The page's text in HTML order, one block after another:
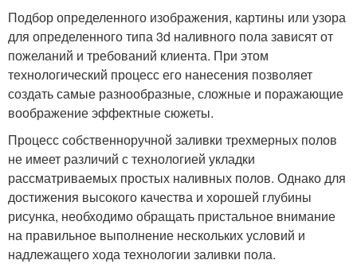
Подбор определенного изображения, картины или узора
для определенного типа 3d наливного пола зависят от
пожеланий и требований клиента. При этом
технологический процесс его нанесения позволяет
создать самые разнообразные, сложные и поражающие
воображение эффектные сюжеты.
Процесс собственноручной заливки трехмерных полов
не имеет различий с технологией укладки
рассматриваемых простых наливных полов. Однако для
достижения высокого качества и хорошей глубины
рисунка, необходимо обращать пристальное внимание
на правильное выполнение нескольких условий и
надлежащего хода технологии заливки пола.